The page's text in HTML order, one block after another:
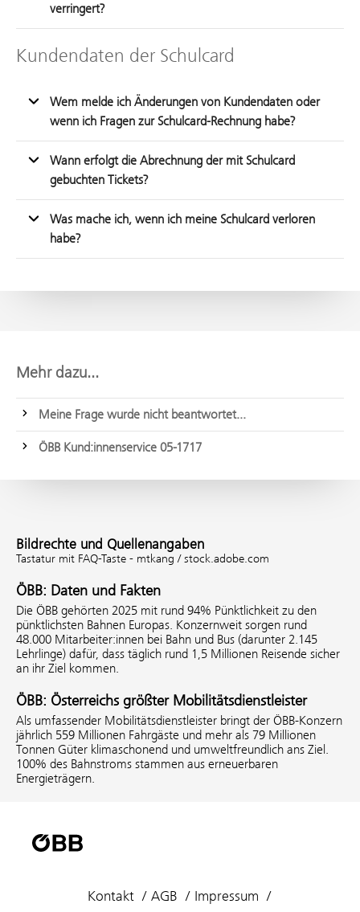
verringert?
Kundendaten der Schulcard
Wem melde ich Änderungen von Kundendaten oder
wenn ich Fragen zur Schulcard-Rechnung habe?
Wann erfolgt die Abrechnung der mit Schulcard
gebuchten Tickets?
Was mache ich, wenn ich meine Schulcard verloren
habe?
Mehr dazu...
Meine Frage wurde nicht beantwortet...
ÖBB Kund:innenservice 05-1717
Bildrechte und Quellenangaben
Tastatur mit FAQ-Taste - mtkang / stock.adobe.com
ÖBB: Daten und Fakten
Die ÖBB gehörten 2025 mit rund 94% Pünktlichkeit zu den
pünktlichsten Bahnen Europas. Konzernweit sorgen rund
48.000 Mitarbeiter:innen bei Bahn und Bus (darunter 2.145
Lehrlinge) dafür, dass täglich rund 1,5 Millionen Reisende sicher
an ihr Ziel kommen.
ÖBB: Österreichs größter Mobilitätsdienstleister
Als umfassender Mobilitätsdienstleister bringt der ÖBB-Konzern
jährlich 559 Millionen Fahrgäste und mehr als 79 Millionen
Tonnen Güter klimaschonend und umweltfreundlich ans Ziel.
100% des Bahnstroms stammen aus erneuerbaren
Energieträgern.
Kontakt AGB
Impressum